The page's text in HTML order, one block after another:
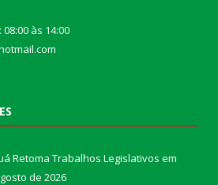
às 14:00
Retoma Trabalhos Legislativos em
de 2026